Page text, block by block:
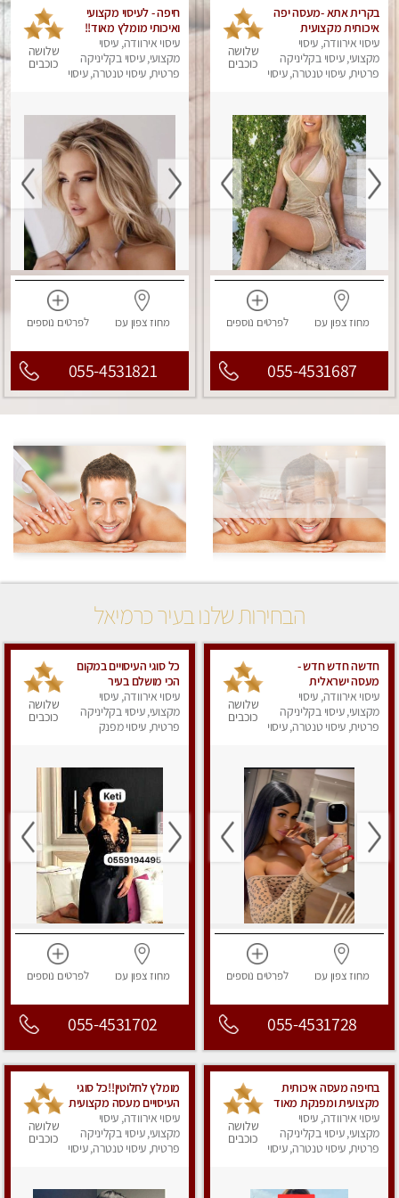
בקרית אתא -מעסה יפה
איכותית מקצועית
ומפנקת מאוד פרטי
מומלץ בחום
עיסוי אירוודה, עיסוי
מקצועי, עיסוי בקליניקה
פרטית, עיסוי טנטרה, עיסוי
שלושה
כוכבים
מחוז צפוןעכו לפרטים נוספים
055-4531687
חיפה - לעיסוי מקצועי
ואיכותי מומלץ מאוד!!
ממתינה לך שתגיע
בחיפה מעסה פרטית בוא
ותבין מזה עיסוי מפנק …
עיסוי אירוודה, עיסוי
מקצועי, עיסוי בקליניקה
פרטית, עיסוי טנטרה, עיסוי
שלושה
כוכבים
מחוז צפוןעכו לפרטים נוספים
055-4531821
הבחירות שלנו בעיר כרמיאל
חדשה חדש חדש -
מעסה ישראלית
מהממת,חדשה לגמרי
בחיפה בת 30. לא עונה
לחסויים
עיסוי אירוודה, עיסוי
מקצועי, עיסוי בקליניקה
פרטית, עיסוי טנטרה, עיסוי
שלושה
כוכבים
מחוז צפוןעכו לפרטים נוספים
055-4531728
כל סוגי העיסויים במקום
הכי מושלם בעיר
עיסוי אירוודה, עיסוי
מקצועי, עיסוי בקליניקה
פרטית, עיסוי מפנק
שלושה
כוכבים
מחוז צפוןעכו לפרטים נוספים
055-4531702
בחיפה מעסה איכותית
מקצועית ומפנקת מאוד
עיסוי אירוודה, עיסוי
מקצועי, עיסוי בקליניקה
פרטית, עיסוי טנטרה, עיסוי
שלושה
כוכבים
מומלץ לחלוטין!!כל סוגי
העיסויים מעסה מקצועית
ואיכותית פרטי!!! בקריות
עיסוי אירוודה, עיסוי
מקצועי, עיסוי בקליניקה
פרטית, עיסוי טנטרה, עיסוי
שלושה
כוכבים